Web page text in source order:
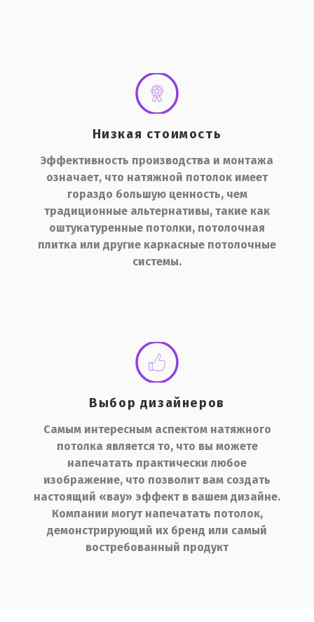
Низкая стоимость
Эффективность производства и монтажа
означает, что натяжной потолок имеет
гораздо большую ценность, чем
традиционные альтернативы, такие как
оштукатуренные потолки, потолочная
плитка или другие каркасные потолочные
системы.
Выбор дизайнеров
Самым интересным аспектом натяжного
потолка является то, что вы можете
напечатать практически любое
изображение, что позволит вам создать
настоящий «вау» эффект в вашем дизайне.
Компании могут напечатать потолок,
демонстрирующий их бренд или самый
востребованный продукт